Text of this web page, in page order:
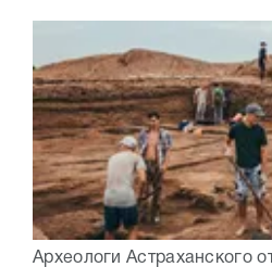
Археологи Астраханского